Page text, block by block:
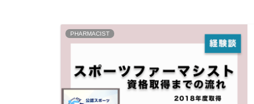
PHARMACIST